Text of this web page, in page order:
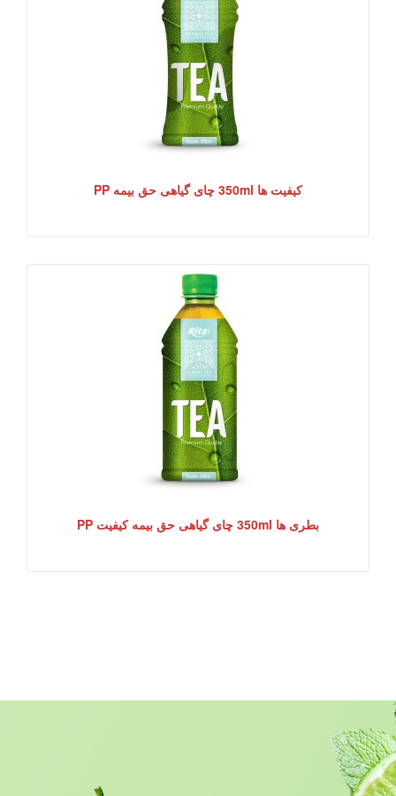
کیفیت ها 350ml چای گیاهی حق بیمه PP
بطری ها 350ml چای گیاهی حق بیمه کیفیت PP